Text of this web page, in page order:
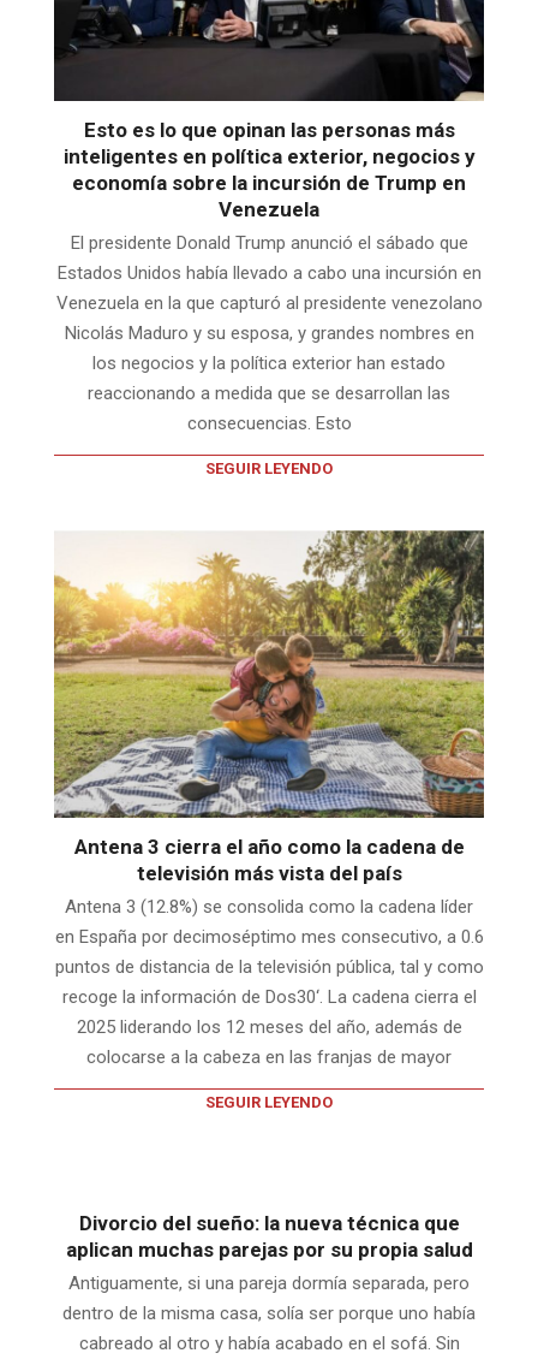
Esto es lo que opinan las personas más
inteligentes en política exterior, negocios y
economía sobre la incursión de Trump en
Venezuela
El presidente Donald Trump anunció el sábado que
Estados Unidos había llevado a cabo una incursión en
Venezuela en la que capturó al presidente venezolano
Nicolás Maduro y su esposa, y grandes nombres en
los negocios y la política exterior han estado
reaccionando a medida que se desarrollan las
consecuencias. Esto
SEGUIR LEYENDO
Antena 3 cierra el año como la cadena de
televisión más vista del país
Antena 3 (12.8%) se consolida como la cadena líder
en España por decimoséptimo mes consecutivo, a 0.6
puntos de distancia de la televisión pública, tal y como
recoge la información de Dos30‘. La cadena cierra el
2025 liderando los 12 meses del año, además de
colocarse a la cabeza en las franjas de mayor
SEGUIR LEYENDO
Divorcio del sueño: la nueva técnica que
aplican muchas parejas por su propia salud
Antiguamente, si una pareja dormía separada, pero
dentro de la misma casa, solía ser porque uno había
cabreado al otro y había acabado en el sofá. Sin